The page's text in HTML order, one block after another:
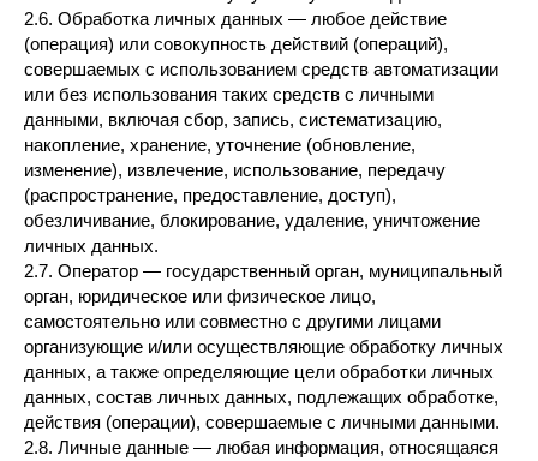
2.6. Обработка личных данных — любое действие
(операция) или совокупность действий (операций),
совершаемых с использованием средств автоматизации
или без использования таких средств с личными
данными, включая сбор, запись, систематизацию,
накопление, хранение, уточнение (обновление,
изменение), извлечение, использование, передачу
(распространение, предоставление, доступ),
обезличивание, блокирование, удаление, уничтожение
личных данных.
2.7. Оператор — государственный орган, муниципальный
орган, юридическое или физическое лицо,
самостоятельно или совместно с другими лицами
организующие и/или осуществляющие обработку личных
данных, а также определяющие цели обработки личных
данных, состав личных данных, подлежащих обработке,
действия (операции), совершаемые с личными данными.
2.8. Личные данные — любая информация, относящаяся